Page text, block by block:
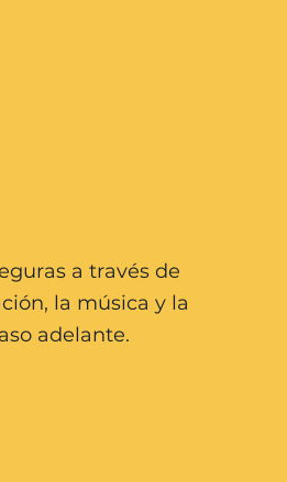
a través de
la música y la
adelante.